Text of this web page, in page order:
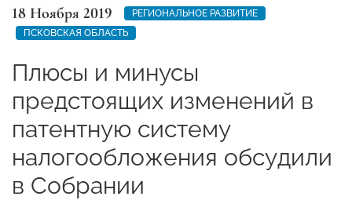
18 Ноября 2019
РЕГИОНАЛЬНОЕ РАЗВИТИЕ
ПСКОВСКАЯ ОБЛАСТЬ
Плюсы и минусы
предстоящих изменений в
патентную систему
налогообложения обсудили
в Собрании